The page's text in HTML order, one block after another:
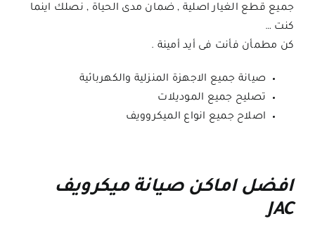
جميع قطع الغيار اصلية , ضمان مدى الحياة , نصلك اينما
كنت …
كن مطمأن فأنت فى أيد أمينة .
صيانة جميع الاجهزة المنزلية والكهربائية
تصليح جميع الموديلات
اصلاح جميع انواع الميكروويف
افضل اماكن صيانة ميكرويف
JAC